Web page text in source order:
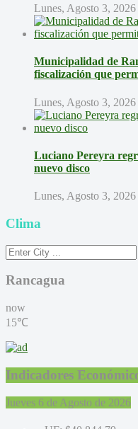
Lunes, Agosto 3, 2026
Municipalidad de
fiscalización que
Lunes, Agosto 3, 2026
Luciano Pereyra
nuevo disco
Lunes, Agosto 3, 2026
Clima
Rancagua
now
15℃
Indicadores
Jueves 6 de Agosto de 2026